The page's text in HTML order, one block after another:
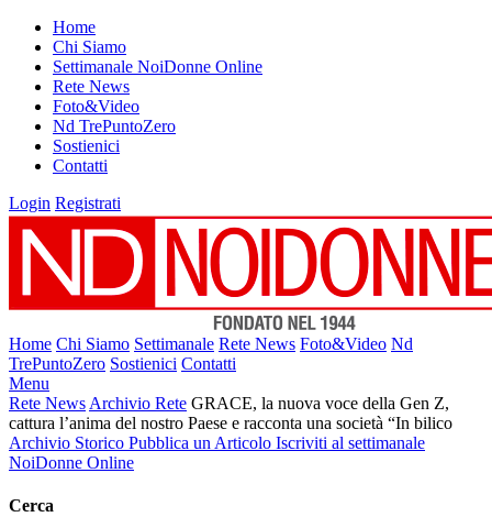
Home
Chi Siamo
Settimanale NoiDonne Online
Rete News
Foto&Video
Nd TrePuntoZero
Sostienici
Contatti
Login Registrati
Home Chi Siamo Settimanale Rete News Foto&Video Nd
TrePuntoZero Sostienici Contatti
Menu
Rete News Archivio Rete GRACE, la nuova voce della Gen Z,
cattura l’anima del nostro Paese e racconta una società “In bilico
Archivio Storico Pubblica un Articolo Iscriviti al settimanale
NoiDonne Online
Cerca